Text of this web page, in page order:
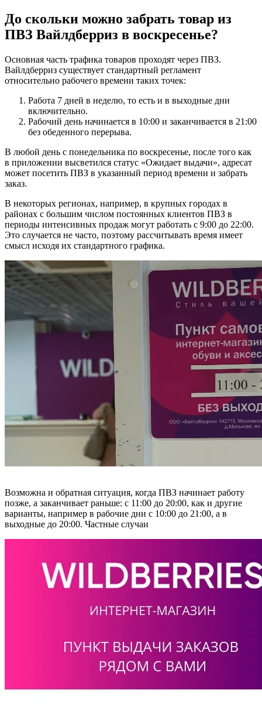
До скольки можно забрать товар из
ПВЗ Вайлдберриз в воскресенье?
Основная часть трафика товаров проходят через ПВЗ.
Вайлдберриз существует стандартный регламент
относительно рабочего времени таких точек:
Работа 7 дней в неделю, то есть и в выходные дни
включительно.
Рабочий день начинается в 10:00 и заканчивается в 21:00
без обеденного перерыва.
В любой день с понедельника по воскресенье, после того как
в приложении высветился статус «Ожидает выдачи», адресат
может посетить ПВЗ в указанный период времени и забрать
заказ.
В некоторых регионах, например, в крупных городах в
районах с большим числом постоянных клиентов ПВЗ в
периоды интенсивных продаж могут работать с 9:00 до 22:00.
Это случается не часто, поэтому рассчитывать время имеет
смысл исходя их стандартного графика.
Возможна и обратная ситуация, когда ПВЗ начинает работу
позже, а заканчивает раньше: с 11:00 до 20:00, как и другие
варианты, например в рабочие дни с 10:00 до 21:00, а в
выходные до 20:00. Частные случаи